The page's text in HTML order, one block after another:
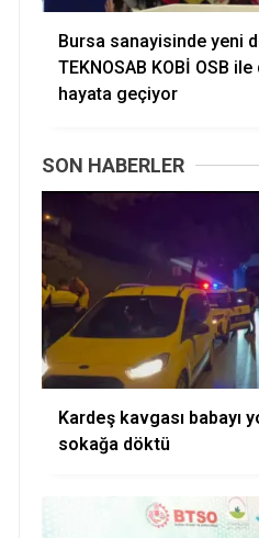
Bursa sanayisinde yeni
TEKNOSAB KOBİ OSB
hayata geçiyor
SON HABERLER
Kardeş kavgası babayı
sokağa döktü